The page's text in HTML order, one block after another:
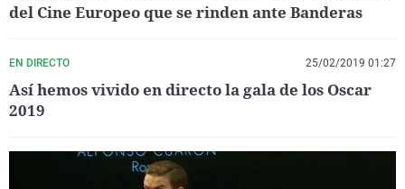
del Cine Europeo que se rinden ante Banderas
EN DIRECTO 25/02/2019 01:27
Así hemos vivido en directo la gala de los Oscar
2019